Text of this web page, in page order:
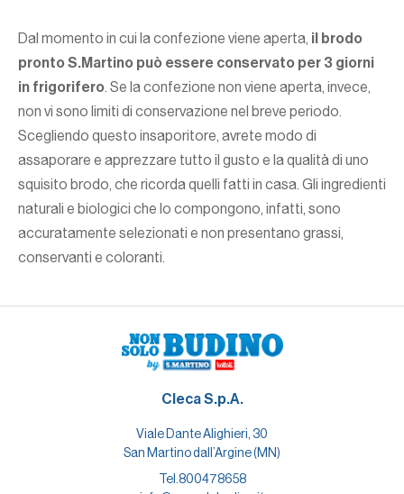
Dal momento in cui la confezione viene aperta, il brodo
pronto S.Martino può essere conservato per 3 giorni
in frigorifero. Se la confezione non viene aperta, invece,
non vi sono limiti di conservazione nel breve periodo.
Scegliendo questo insaporitore, avrete modo di
assaporare e apprezzare tutto il gusto e la qualità di uno
squisito brodo, che ricorda quelli fatti in casa. Gli ingredienti
naturali e biologici che lo compongono, infatti, sono
accuratamente selezionati e non presentano grassi,
conservanti e coloranti.
Cleca S.p.A.
Viale Dante Alighieri, 30
San Martino dall’Argine (MN)
Tel. 800478658